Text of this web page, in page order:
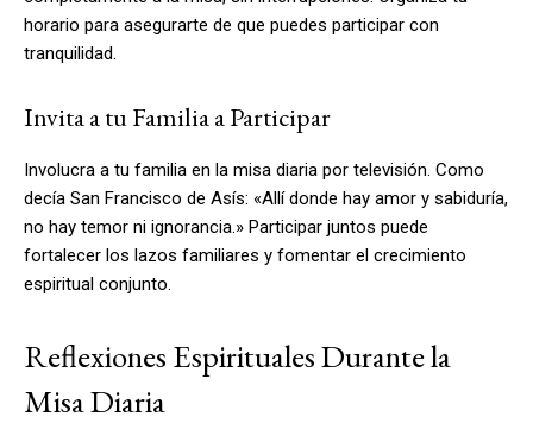
horario para asegurarte de que puedes participar con
tranquilidad.
Invita a tu Familia a Participar
Involucra a tu familia en la misa diaria por televisión. Como
decía San Francisco de Asís: «Allí donde hay amor y sabiduría,
no hay temor ni ignorancia.» Participar juntos puede
fortalecer los lazos familiares y fomentar el crecimiento
espiritual conjunto.
Reflexiones Espirituales Durante la
Misa Diaria